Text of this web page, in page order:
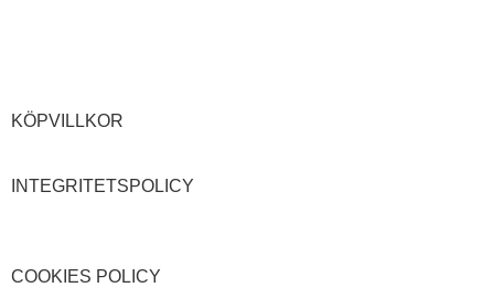
KÖPVILLKOR
INTEGRITETSPOLICY
COOKIES POLICY